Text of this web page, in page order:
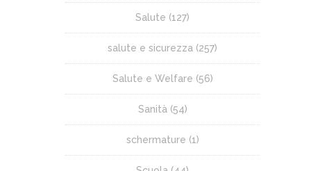
Salute (127)
salute e sicurezza (257)
Salute e Welfare (56)
Sanità (54)
schermature (1)